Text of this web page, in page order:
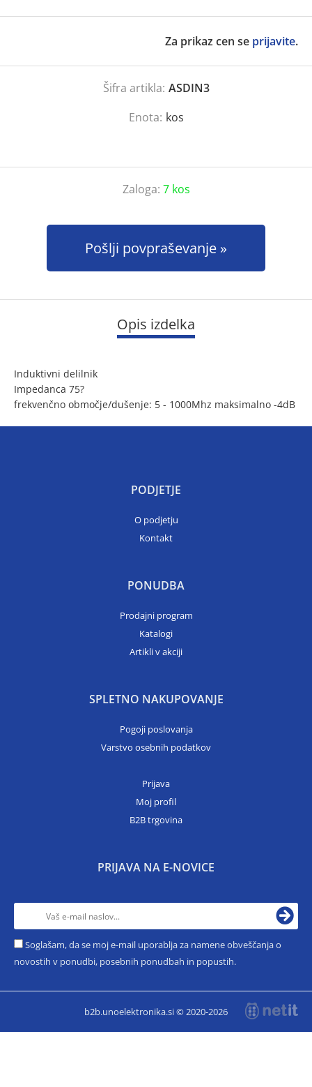
Za prikaz cen se prijavite.
Šifra artikla: ASDIN3
Enota: kos
Zaloga: 7 kos
Pošlji povpraševanje
Opis izdelka
Induktivni delilnik
Impedanca 75?
frekvenčno območje/dušenje: 5 - 1000Mhz maksimalno -4dB
PODJETJE
O podjetju
Kontakt
PONUDBA
Prodajni program
Katalogi
Artikli v akciji
SPLETNO NAKUPOVANJE
Pogoji poslovanja
Varstvo osebnih podatkov
Prijava
Moj profil
B2B trgovina
PRIJAVA NA E-NOVICE
Soglašam, da se moj e-mail uporablja za namene obveščanja o
novostih v ponudbi, posebnih ponudbah in popustih.
b2b.unoelektronika.si © 2020-2026